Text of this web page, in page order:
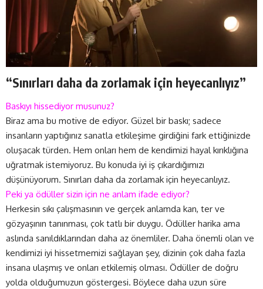
“Sınırları daha da zorlamak için heyecanlıyız”
Baskıyı hissediyor musunuz?
Biraz ama bu motive de ediyor. Güzel bir baskı; sadece
insanların yaptığınız sanatla etkileşime girdiğini fark ettiğinizde
oluşacak türden. Hem onları hem de kendimizi hayal kırıklığına
uğratmak istemiyoruz. Bu konuda iyi iş çıkardığımızı
düşünüyorum. Sınırları daha da zorlamak için heyecanlıyız.
Peki ya ödüller sizin için ne anlam ifade ediyor?
Herkesin sıkı çalışmasının ve gerçek anlamda kan, ter ve
gözyaşının tanınması, çok tatlı bir duygu. Ödüller harika ama
aslında sanıldıklarından daha az önemliler. Daha önemli olan ve
kendimizi iyi hissetmemizi sağlayan şey, dizinin çok daha fazla
insana ulaşmış ve onları etkilemiş olması. Ödüller de doğru
yolda olduğumuzun göstergesi. Böylece daha uzun süre